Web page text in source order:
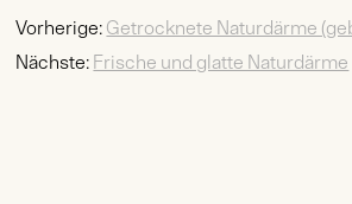
Vorherige: Getrocknete Naturdärme
Nächste: Frische und glatte Naturdärme